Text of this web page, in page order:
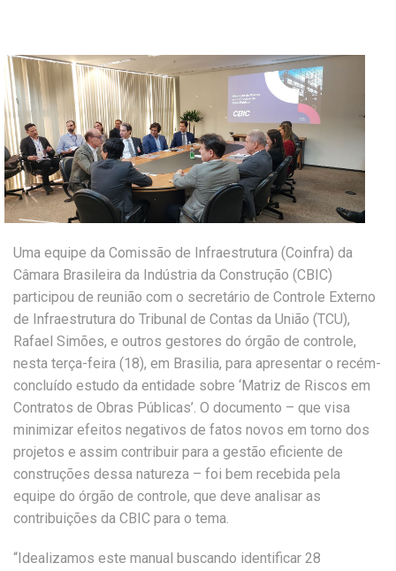
Uma equipe da Comissão de Infraestrutura (Coinfra) da
Câmara Brasileira da Indústria da Construção (CBIC)
participou de reunião com o secretário de Controle Externo
de Infraestrutura do Tribunal de Contas da União (TCU),
Rafael Simões, e outros gestores do órgão de controle,
nesta terça-feira (18), em Brasilia, para apresentar o recém-
concluído estudo da entidade sobre ‘Matriz de Riscos em
Contratos de Obras Públicas’. O documento – que visa
minimizar efeitos negativos de fatos novos em torno dos
projetos e assim contribuir para a gestão eficiente de
construções dessa natureza – foi bem recebida pela
equipe do órgão de controle, que deve analisar as
contribuições da CBIC para o tema.
“Idealizamos este manual buscando identificar 28